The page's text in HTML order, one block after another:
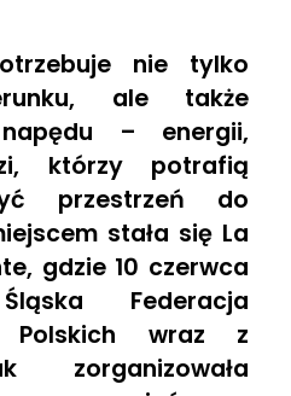
nie tylko
ale także
– energii,
którzy potrafią
przestrzeń do
stała się La
gdzie 10 czerwca
Federacja
Polskich wraz z
zorganizowała